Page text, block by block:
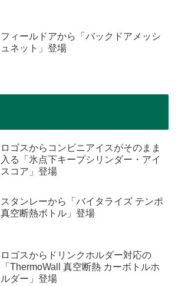
フィールドアから「バックドアメッシ
ュネット」登場
ロゴスからコンビニアイスがそのまま
入る「氷点下キープシリンダー・アイ
スコア」登場
スタンレーから「バイタライズ テンポ
真空断熱ボトル」登場
ロゴスからドリンクホルダー対応の
「ThermoWall 真空断熱 カーボトルホ
ルダー」登場